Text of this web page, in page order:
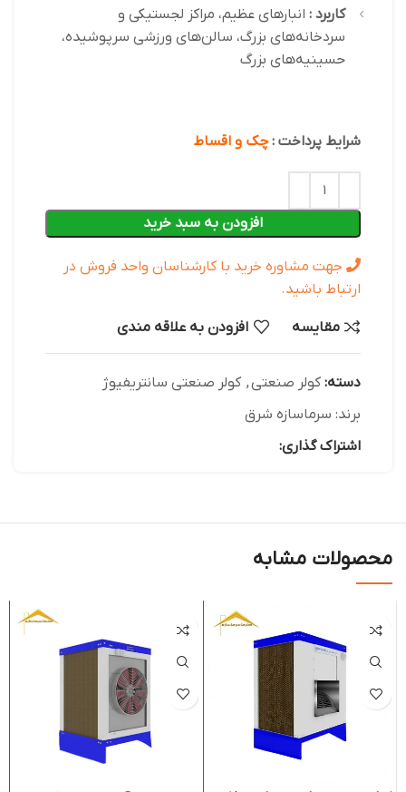
کاربرد : انبارهای عظیم، مراکز لجستیکی و
سردخانه‌های بزرگ، سالن‌های ورزشی سرپوشیده،
حسینیه‌های بزرگ
شرایط پرداخت :چک و اقساط
افزودن به سبد خرید
جهت مشاوره خرید با کارشناسان واحد فروش در
ارتباط باشید.
مقایسه افزودن به علاقه مندی
دسته: کولر صنعتی, کولر صنعتی سانتریفیوژ
برند: سرماسازه شرق
اشتراک گذاری:
محصولات مشابه